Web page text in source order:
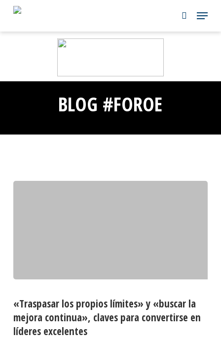
Skip
BLOG #FOROE
«Traspasar los propios límites» y «buscar la
mejora continua», claves para convertirse en
líderes excelentes